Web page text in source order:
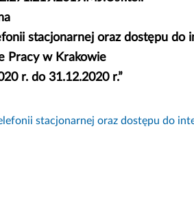
stacjonarnej oraz dostępu do
Pracy w Krakowie
r. do 31.12.2020 r.”
stacjonarnej oraz dostępu do